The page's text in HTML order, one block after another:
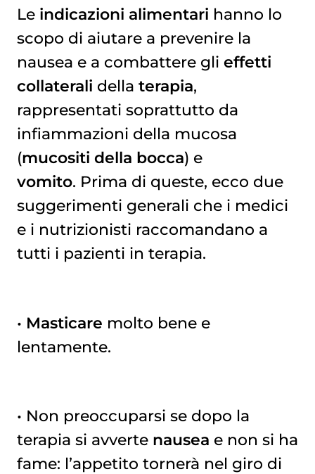
Nausea e vomito
Le indicazioni alimentari hanno lo
scopo di aiutare a prevenire la
nausea e a combattere gli effetti
collaterali della terapia,
rappresentati soprattutto da
infiammazioni della mucosa
(mucositi della bocca) e
vomito. Prima di queste, ecco due
suggerimenti generali che i medici
e i nutrizionisti raccomandano a
tutti i pazienti in terapia.
• Masticare molto bene e
lentamente.
• Non preoccuparsi se dopo la
terapia si avverte nausea e non si ha
fame: l’appetito tornerà nel giro di